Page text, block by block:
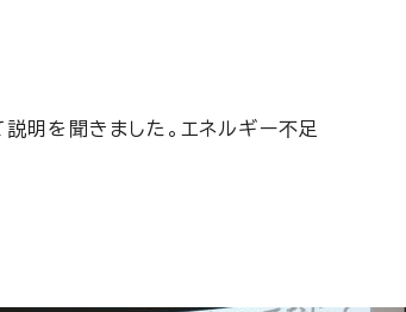
明を聞きました。エネルギー不足